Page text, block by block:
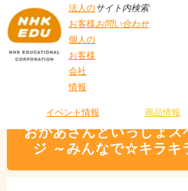
法人の
お客様
個人の
お客様
会社
情報
サイト内検索
お問い合わせ
イベント情報 商品情報
んなで☆キラキラ！～【CD】
おかあさんといっしょス
ジ ～みんなで☆キラキ